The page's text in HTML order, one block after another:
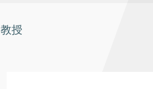
教授